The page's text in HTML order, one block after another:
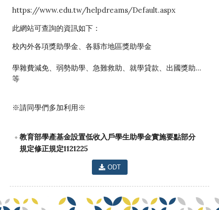
https://www.edu.tw/helpdreams/Default.aspx
此網站可查詢的資訊如下：
校內外各項獎助學金、各縣市地區獎助學金
學雜費減免、 弱勢助學、急難救助、就學貸款、出國獎助...
等
※請同學們多加利用※
教育部學產基金設置低收入戶學生助學金實施要點部分
規定修正規定1121225
ODT